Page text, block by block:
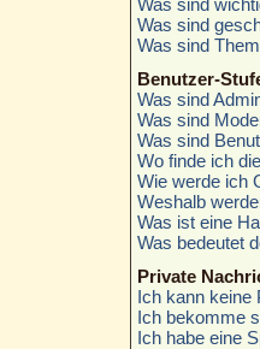
Was sind
Was sind
Benutzer-
Was sind
Was sind
Was sind
Wo finde ich
Wie werde ich
Weshalb
Was ist eine
Was bedeutet
Private
Ich kann keine
Ich bekomme
Ich habe eine